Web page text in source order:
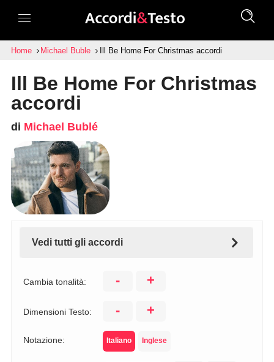
Home Michael Buble Ill Be Home For Christmas accordi
Ill Be Home For Christmas
accordi
di Michael Bublé
Vedi tutti gli accordi
Cambia tonalità: - +
Dimensioni Testo: - +
Notazione: Italiano Inglese